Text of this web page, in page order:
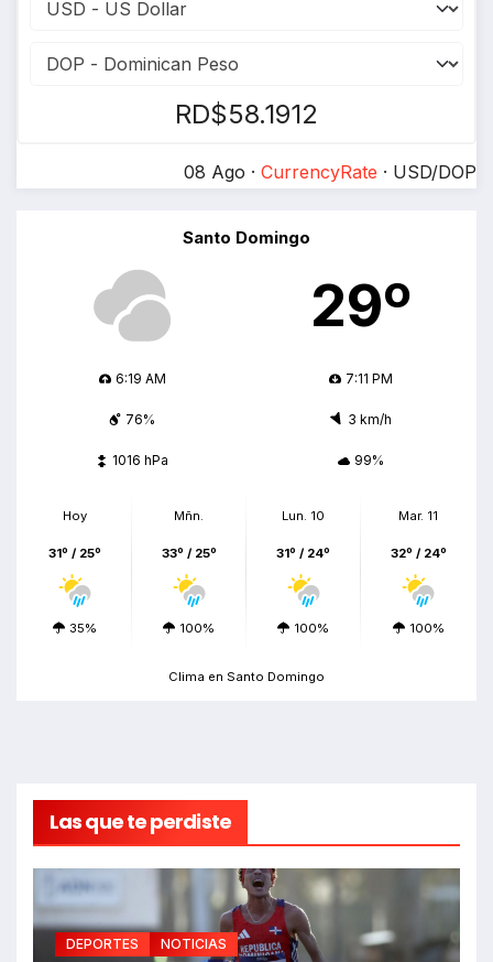
RD$58.1912
08 Ago · CurrencyRate · USD/DOP
Santo Domingo
29º
6:19 AM 7:11 PM
76% 3 km/h
1016 hPa 99%
Hoy
31º / 25º
35%
Mñn.
33º / 25º
100%
Lun. 10
31º / 24º
100%
Mar. 11
32º / 24º
100%
Clima en Santo Domingo
Las que te perdiste
DEPORTES NOTICIAS